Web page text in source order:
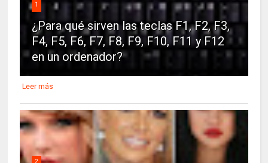
1
¿Para qué sirven las teclas F1, F2, F3,
F4, F5, F6, F7, F8, F9, F10, F11 y F12
en un ordenador?
Leer más
2